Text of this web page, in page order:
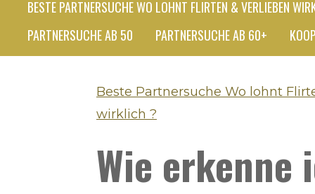
BESTE PARTNERSUCHE WO LOHNT FLIRTEN & VERLIEBEN
PARTNERSUCHE AB 50
PARTNERSUCHE AB 60+
Beste Partnersuche Wo lohnt
wirklich ?
Wie erkenne